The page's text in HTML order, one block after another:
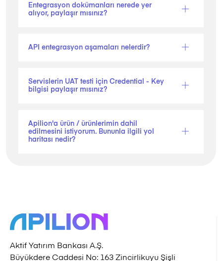
Entegrasyon dokümanları nerede yer
alıyor, paylaşır mısınız?
API entegrasyon aşamaları nelerdir?
Servislerin UAT testi için Credential - Key
bilgisi paylaşır mısınız?
Apilion'a ürün / ürünlerimin dahil
edilmesini istiyorum. Bununla ilgili yol
haritası nedir?
Aktif Yatırım Bankası A.Ş.
Büyükdere Caddesi No: 163 Zincirlikuyu Şişli